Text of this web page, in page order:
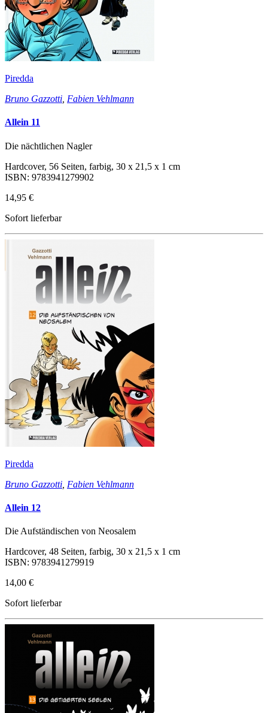
Piredda
Bruno Gazzotti Fabien Vehlmann
Allein 11
Die nächtlichen Nagler
Hardcover, 56 Seiten, farbig, 30 x 21,5 x 1 cm
ISBN: 9783941279902
14,95 €
Sofort lieferbar
Piredda
Bruno Gazzotti Fabien Vehlmann
Allein 12
Die Aufständischen von Neosalem
Hardcover, 48 Seiten, farbig, 30 x 21,5 x 1 cm
ISBN: 9783941279919
14,00 €
Sofort lieferbar